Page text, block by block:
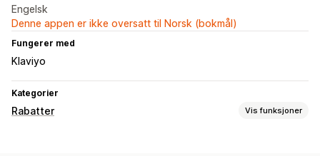
Engelsk
Denne appen er ikke oversatt til Norsk (bokmål)
Fungerer med
Klaviyo
Kategorier
Rabatter Vis funksjoner